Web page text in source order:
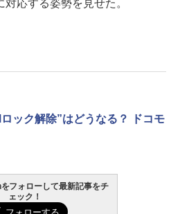
応する姿勢を見せた。
ック解除”はどうなる？ ドコモ
フォローして最新記事をチ
ェック！